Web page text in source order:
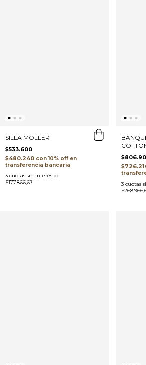
SILLA MOLLER
$533.600
$480.240 con
transferencia bancaria
3 cuotas sin interés de
$177.866,67
3 cuotas